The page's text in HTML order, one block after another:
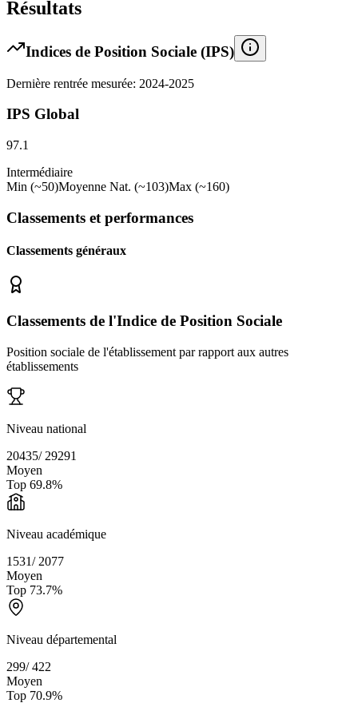
Résultats
Indices de Position Sociale (IPS)
Dernière rentrée mesurée: 2024-2025
IPS Global
97.1
Intermédiaire
Min (~50)Moyenne Nat. (~103)Max (~160)
Classements et performances
Classements généraux
Classements de l'Indice de Position Sociale
Position sociale de l'établissement par rapport aux autres
établissements
Niveau national
20435/ 29291
Moyen
Top 69.8%
Niveau académique
1531/ 2077
Moyen
Top 73.7%
Niveau départemental
299/422
Moyen
Top 70.9%